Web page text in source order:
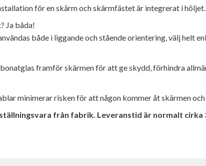
för en skärm och skärmfästet är integrerat i höljet.
Ja båda!
både i liggande och stående orientering, välj helt
framför skärmen för att ge skydd, förhindra
minimerar risken för att någon kommer åt skärmen
från fabrik. Leveranstid är normalt cirka